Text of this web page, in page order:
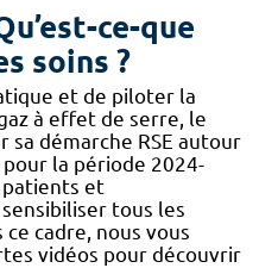
ce-que
soins ?
et de piloter la
à effet de serre, le
sa démarche RSE autour
la période 2024-
patients et
tous les
ce cadre, nous vous
vidéos pour découvrir